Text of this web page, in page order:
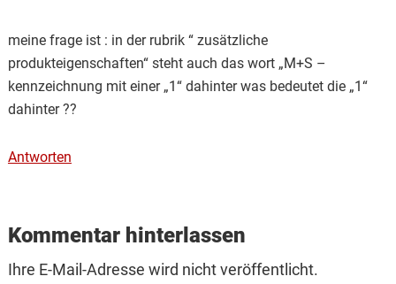
meine frage ist : in der rubrik “ zusätzliche
produkteigenschaften“ steht auch das wort „M+S –
kennzeichnung mit einer „1“ dahinter was bedeutet die „1“
dahinter ??
Antworten
Kommentar hinterlassen
Ihre E-Mail-Adresse wird nicht veröffentlicht.